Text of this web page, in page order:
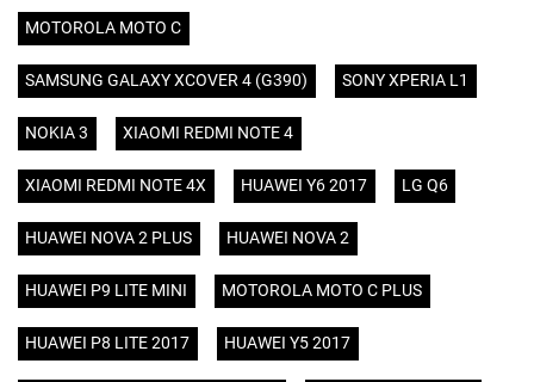
MOTOROLA MOTO C
SAMSUNG GALAXY XCOVER 4 (G390) SONY XPERIA L1
NOKIA 3 XIAOMI REDMI NOTE 4
XIAOMI REDMI NOTE 4X HUAWEI Y6 2017 LG Q6
HUAWEI NOVA 2 PLUS HUAWEI NOVA 2
HUAWEI P9 LITE MINI MOTOROLA MOTO C PLUS
HUAWEI P8 LITE 2017 HUAWEI Y5 2017